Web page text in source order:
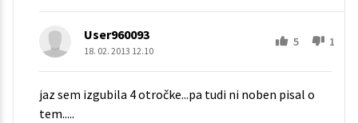
User960093
18. 02. 2013 12.10
5 1
jaz sem izgubila 4 otročke...pa tudi ni noben pisal o
tem.....